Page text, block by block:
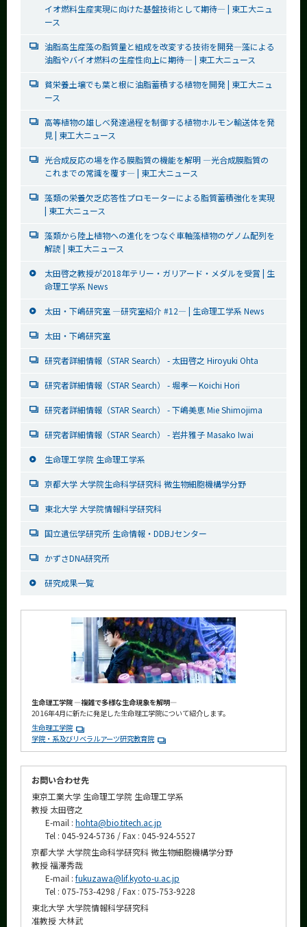
イオ燃料生産実現に向けた基盤技術として期待― | 東工大ニュ
ース
油脂高生産藻の脂質量と組成を改変する技術を開発―藻による
油脂やバイオ燃料の生産性向上に期待― | 東工大ニュース
貧栄養土壌でも葉と根に油脂蓄積する植物を開発 | 東工大ニュ
ース
高等植物の雄しべ発達過程を制御する植物ホルモン輸送体を発
見 | 東工大ニュース
光合成反応の場を作る膜脂質の機能を解明 ―光合成膜脂質の
これまでの常識を覆す― | 東工大ニュース
藻類の栄養欠乏応答性プロモーターによる脂質蓄積強化を実現
| 東工大ニュース
藻類から陸上植物への進化をつなぐ車軸藻植物のゲノム配列を
解読 | 東工大ニュース
太田啓之教授が2018年テリー・ガリアード・メダルを受賞 | 生
命理工学系 News
太田・下嶋研究室 ―研究室紹介 #12― | 生命理工学系 News
太田・下嶋研究室
研究者詳細情報（STAR Search） - 太田啓之 Hiroyuki Ohta
研究者詳細情報（STAR Search） - 堀孝一 Koichi Hori
研究者詳細情報（STAR Search） - 下嶋美恵 Mie Shimojima
研究者詳細情報（STAR Search） - 岩井雅子 Masako Iwai
生命理工学院 生命理工学系
京都大学 大学院生命科学研究科 微生物細胞機構学分野
東北大学 大学院情報科学研究科
国立遺伝学研究所 生命情報・DDBJセンター
かずさDNA研究所
研究成果一覧
生命理工学院 ―複雑で多様な生命現象を解明―
2016年4月に新たに発足した生命理工学院について紹介します。
生命理工学院
学院・系及びリベラルアーツ研究教育院
お問い合わせ先
東京工業大学 生命理工学院 生命理工学系
教授 太田啓之
E-mail : hohta@bio.titech.ac.jp
Tel : 045-924-5736 / Fax : 045-924-5527
京都大学 大学院生命科学研究科 微生物細胞機構学分野
教授 福澤秀哉
E-mail : fukuzawa@lif.kyoto-u.ac.jp
Tel : 075-753-4298 / Fax : 075-753-9228
東北大学 大学院情報科学研究科
准教授 大林武